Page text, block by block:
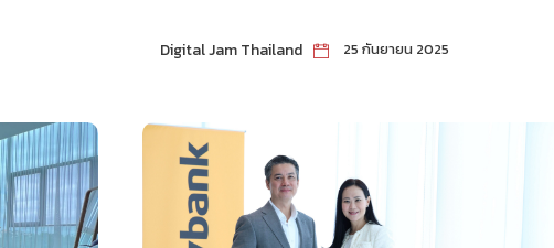
ละ
YEAR AWARDS 2025
Digital Jam Thailand 25 กันยายน 2025